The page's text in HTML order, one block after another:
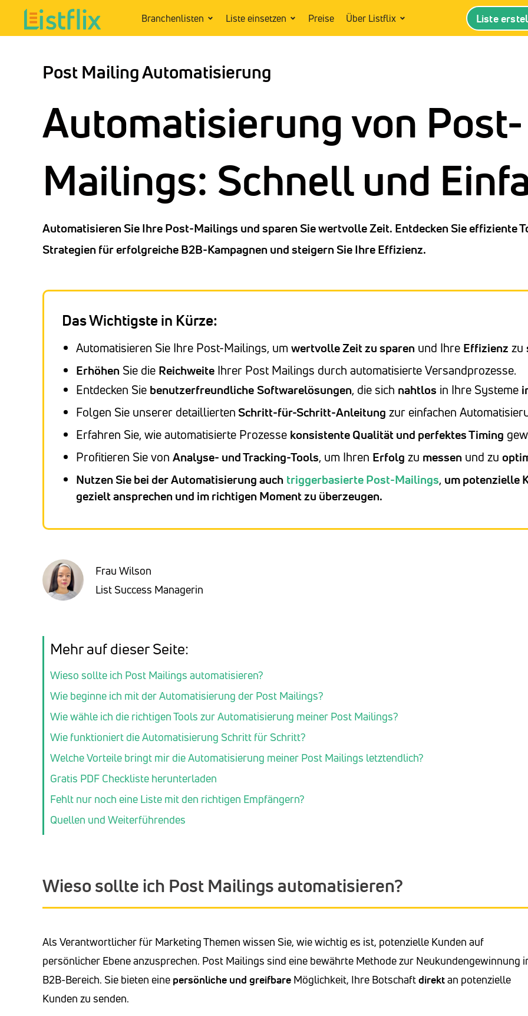
Branchenlisten Liste einsetzen Preise Über Listflix Liste
Post Mailing Automatisierung
Automatisierung von Post-
Mailings: Schnell und
Automatisieren Sie Ihre Post-Mailings und sparen Sie wertvolle Zeit. Entdecken Sie effiziente
Strategien für erfolgreiche B2B-Kampagnen und steigern Sie Ihre Effizienz.
Das Wichtigste in Kürze:
Automatisieren Sie Ihre Post-Mailings, um wertvolle Zeit zu sparen und Ihre Effizienz zu
Erhöhen Sie die Reichweite Ihrer Post Mailings durch automatisierte Versandprozesse.
Entdecken Sie benutzerfreundliche Softwarelösungen, die sich nahtlos in Ihre Systeme
Folgen Sie unserer detaillierten Schritt-für-Schritt-Anleitung zur einfachen
Erfahren Sie, wie automatisierte Prozesse konsistente Qualität und perfektes Timing
Profitieren Sie von Analyse- und Tracking-Tools, um Ihren Erfolg zu messen und zu
Nutzen Sie bei der Automatisierung auch triggerbasierte Post-Mailings, um potenzielle
gezielt ansprechen und im richtigen Moment zu überzeugen.
Frau Wilson
List Success Managerin
Mehr auf dieser Seite:
Wieso sollte ich Post Mailings automatisieren?
Wie beginne ich mit der Automatisierung der Post Mailings?
Wie wähle ich die richtigen Tools zur Automatisierung meiner Post Mailings?
Wie funktioniert die Automatisierung Schritt für Schritt?
Welche Vorteile bringt mir die Automatisierung meiner Post Mailings letztendlich?
Gratis PDF Checkliste herunterladen
Fehlt nur noch eine Liste mit den richtigen Empfängern?
Quellen und Weiterführendes
Wieso sollte ich Post Mailings automatisieren?
Als Verantwortlicher für Marketing Themen wissen Sie, wie wichtig es ist, potenzielle Kunden auf
persönlicher Ebene anzusprechen. Post Mailings sind eine bewährte Methode zur Neukundengewinnung
B2B-Bereich. Sie bieten eine persönliche und greifbare Möglichkeit, Ihre Botschaftdirektan potenzielle
Kunden zu senden.